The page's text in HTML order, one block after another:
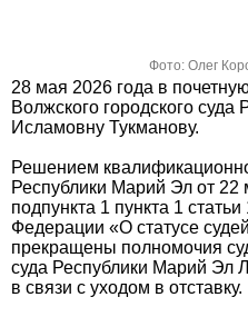
Фото: Олег
28 мая 2026 года в
Волжского городского
Исламовну Тукманову.
Решением
Республики Марий Эл от 22
подпункта 1 пункта 1
Федерации «О статусе
прекращены полномочия
суда Республики Марий Эл
в связи с уходом в отставку.